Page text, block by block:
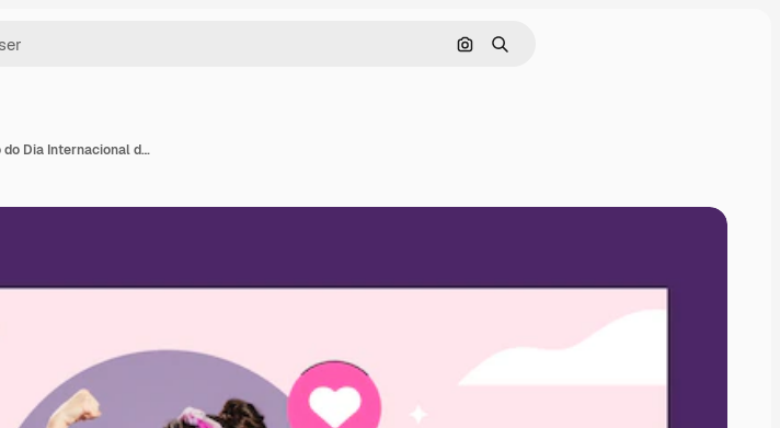
Pesquisar por imagem
Buscar
Modelo de bandeira horizontal plana para a celebração do Dia Internacional da Mulher